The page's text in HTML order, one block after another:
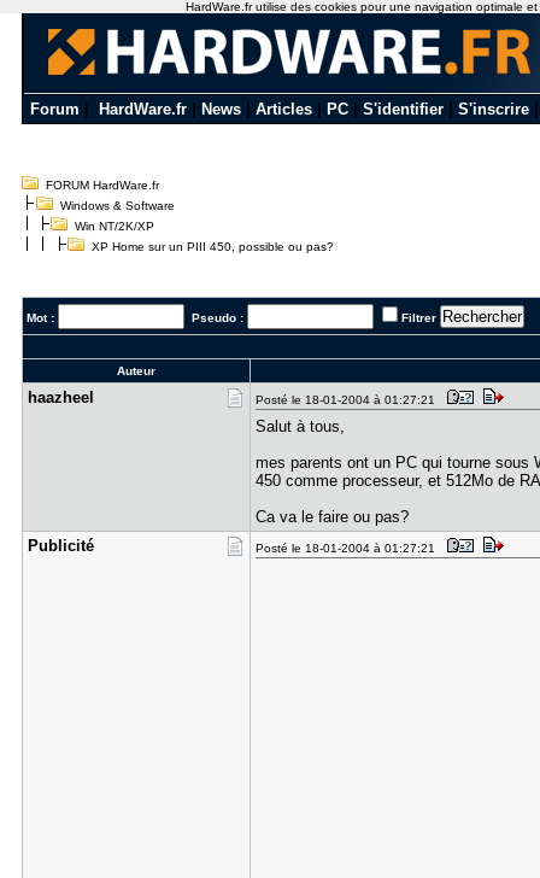
Forum HardWare.fr News Articles PC S'identifier S'inscrire
FORUM HardWare.fr
Windows & Software
Win NT/2K/XP
XP Home sur un PIII 450, possible ou pas?
Mot : Pseudo : Filtrer
Auteur
haazheel Posté le 18-01-2004 à 01:27:21
Salut à tous,
mes parents ont un PC qui tourne sous
450 comme processeur, et 512Mo de
Ca va le faire ou pas?
Publicité
Posté le 18-01-2004 à 01:27:21
HardWare.fr utilise des cookies pour une navigation optimale